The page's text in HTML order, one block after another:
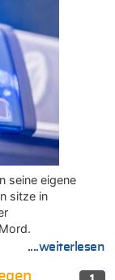
seine eigene
sitze in
....weiterlesen